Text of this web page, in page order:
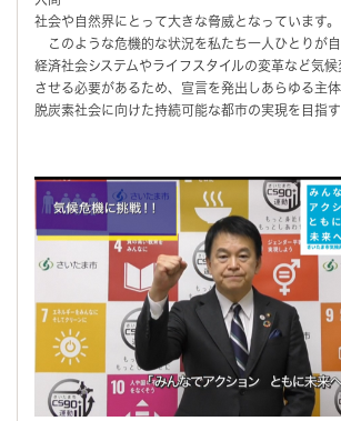
社会や自然界にとって大きな脅威となっています。
このような危機的な状況を私たち一人ひとりが自
経済社会システムやライフスタイルの変革など気
させる必要があるため、宣言を発出しあらゆる主
脱炭素社会に向けた持続可能な都市の実現を目指す